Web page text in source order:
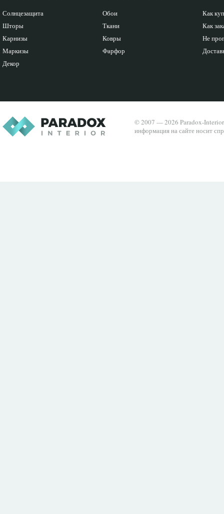
Солнцезащита
Шторы
Карнизы
Маркизы
Декор
Обои
Ткани
Ковры
Фарфор
Как
Как
Не
© 2007 — 2026 Paradox-
информация на сайте носит